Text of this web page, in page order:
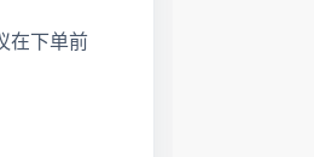
在下单前